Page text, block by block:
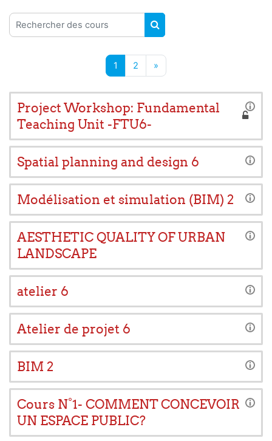
Rechercher des cours
RECHERCHER DES
1 Page 1
2 Page 2
»
Project Workshop: Fundamental
Teaching Unit -FTU6-
Spatial planning and design 6
Modélisation et simulation (BIM) 2
AESTHETIC QUALITY OF URBAN
LANDSCAPE
atelier 6
Atelier de projet 6
BIM 2
Cours N°1- COMMENT CONCEVOIR
UN ESPACE PUBLIC?